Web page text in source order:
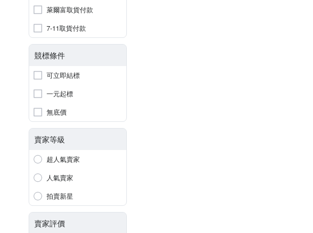
萊爾富取貨付款
7-11取貨付款
競標條件
可立即結標
一元起標
無底價
賣家等級
超人氣賣家
人氣賣家
拍賣新星
賣家評價